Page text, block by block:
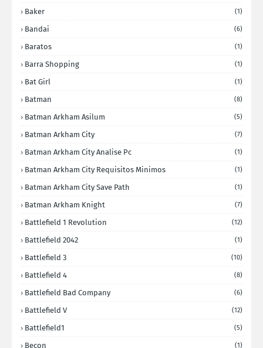
Baker (1)
Bandai (6)
Baratos (1)
Barra Shopping (1)
Bat Girl (1)
Batman (8)
Batman Arkham Asilum (5)
Batman Arkham City (7)
Batman Arkham City Analise Pc (1)
Batman Arkham City Requisitos Minimos (1)
Batman Arkham City Save Path (1)
Batman Arkham Knight (7)
Battlefield 1 Revolution (12)
Battlefield 2042 (1)
Battlefield 3 (10)
Battlefield 4 (8)
Battlefield Bad Company (6)
Battlefield V (12)
Battlefield1 (5)
Becon (1)